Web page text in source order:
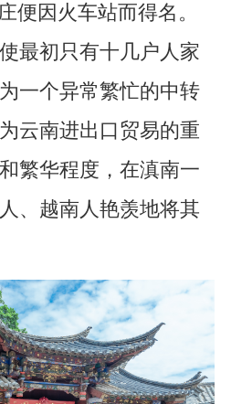
便因火车站而得名。
最初只有十几户人家
一个异常繁忙的中转
云南进出口贸易的重
繁华程度，在滇南一
、越南人艳羡地将其